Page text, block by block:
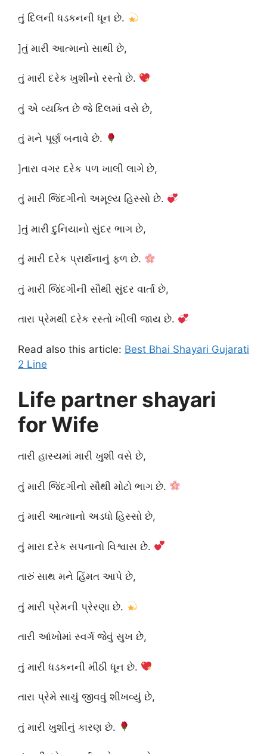
તું દિલની ધડકનની ધૂન છે.
]તું મારી આત્માનો સાથી છે,
તું મારી દરેક ખુશીનો રસ્તો છે.
તું એ વ્યક્તિ છે જે દિલમાં વસે છે,
તું મને પૂર્ણ બનાવે છે.
]તારા વગર દરેક પળ ખાલી લાગે છે,
તું મારી જિંદગીનો અમૂલ્ય હિસ્સો છે.
]તું મારી દુનિયાનો સુંદર ભાગ છે,
તું મારી દરેક પ્રાર્થનાનું ફળ છે.
તું મારી જિંદગીની સૌથી સુંદર વાર્તા છે,
તારા પ્રેમથી દરેક રસ્તો ખીલી જાય છે.
Read also this article: Best Bhai Shayari Gujarati
2 Line
Life partner shayari
for Wife
તારી હાસ્યમાં મારી ખુશી વસે છે,
તું મારી જિંદગીનો સૌથી મોટો ભાગ છે.
તું મારી આત્માનો અડધો હિસ્સો છે,
તું મારા દરેક સપનાનો વિશ્વાસ છે.
તારું સાથ મને હિંમત આપે છે,
તું મારી પ્રેમની પ્રેરણા છે.
તારી આંખોમાં સ્વર્ગ જેવું સુખ છે,
તું મારી ધડકનની મીઠી ધૂન છે.
તારા પ્રેમે સાચું જીવવું શીખવ્યું છે,
તું મારી ખુશીનું કારણ છે.